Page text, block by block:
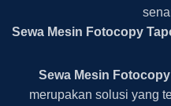
Sewa Mesin Fotocopy
Sewa Mesin
merupakan solusi yang